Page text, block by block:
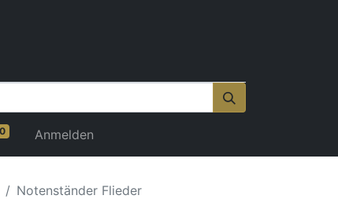
0 Anmelden
Notenständer Flieder